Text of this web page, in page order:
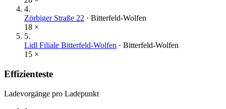
4.
Zörbiger Straße 22 · Bitterfeld-Wolfen
18 ×
5.
Lidl Filiale Bitterfeld-Wolfen · Bitterfeld-Wolfen
15 ×
Effizienteste
Ladevorgänge pro Ladepunkt